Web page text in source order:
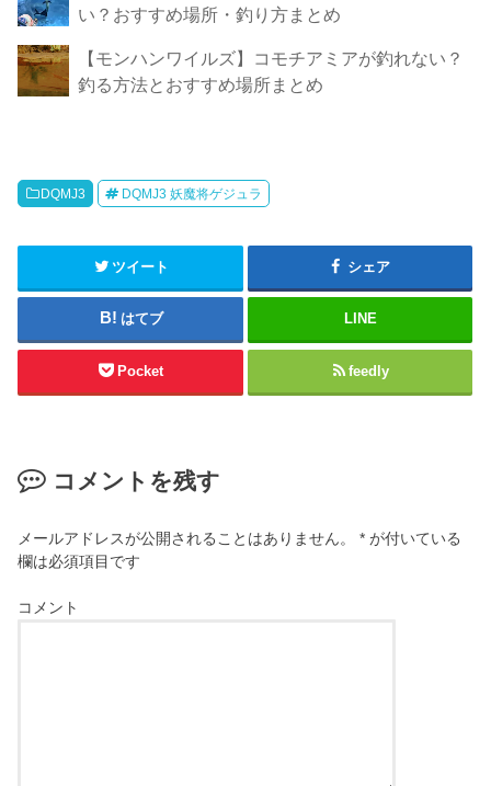
い？おすすめ場所・釣り方まとめ
【モンハンワイルズ】コモチアミアが釣れない？
釣る方法とおすすめ場所まとめ
DQMJ3 DQMJ3 妖魔将ゲジュラ
ツイート シェア
はてブ LINE
Pocket feedly
コメントを残す
メールアドレスが公開されることはありません。 * が付いている
欄は必須項目です
コメント